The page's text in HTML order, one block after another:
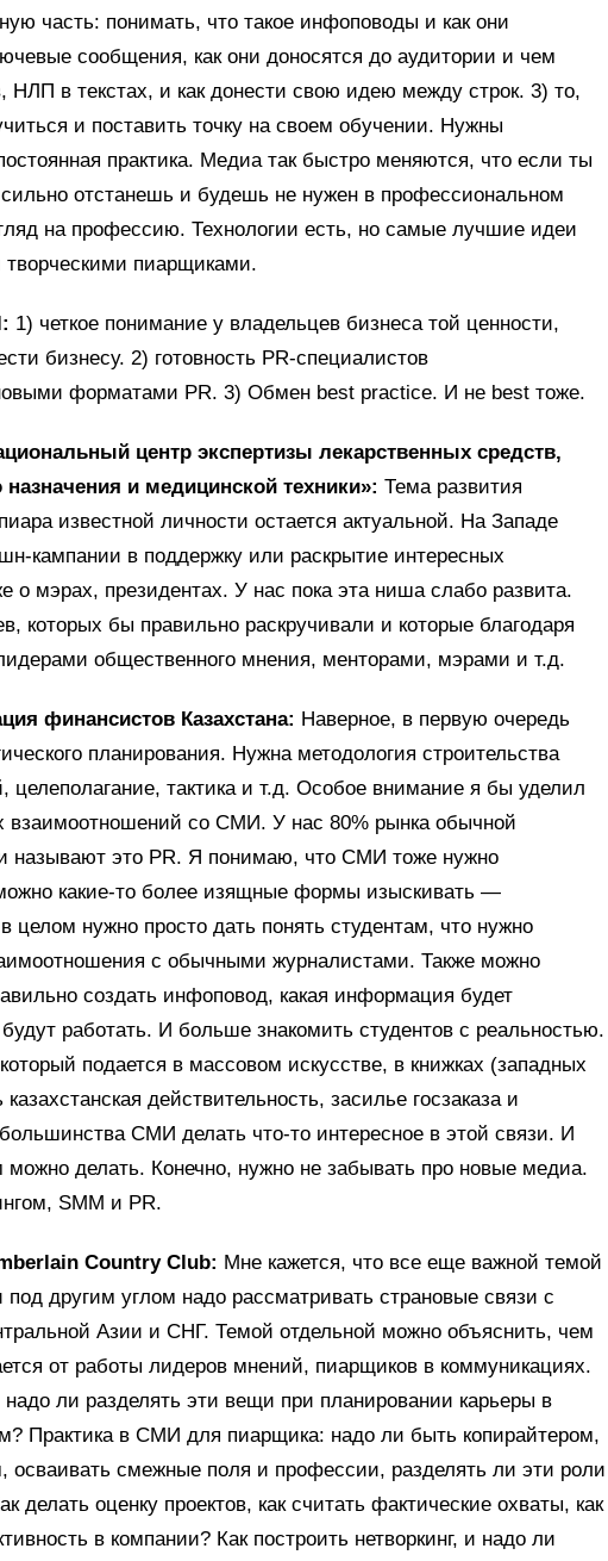
часть: понимать, что такое инфоповоды и как они
сообщения, как они доносятся до аудитории и чем
НЛП в текстах, и как донести свою идею между строк. 3) то,
и поставить точку на своем обучении. Нужны
практика. Медиа так быстро меняются, что если ты
отстанешь и будешь не нужен в профессиональном
на профессию. Технологии есть, но самые лучшие идеи
пиарщиками.
1) четкое понимание у владельцев бизнеса той ценности,
бизнесу. 2) готовность PR-специалистов
форматами PR. 3) Обмен best practice. И не best тоже.
центр экспертизы лекарственных средств,
и медицинской техники»: Тема развития
известной личности остается актуальной. На Западе
кампании в поддержку или раскрытие интересных
о мэрах, президентах. У нас пока эта ниша слабо развита.
которых бы правильно раскручивали и которые благодаря
общественного мнения, менторами, мэрами и т.д.
финансистов Казахстана: Наверное, в первую очередь
планирования. Нужна методология строительства
целеполагание, тактика и т.д. Особое внимание я бы уделил
взаимоотношений со СМИ. У нас 80% рынка обычной
называют это PR. Я понимаю, что СМИ тоже нужно
какие-то более изящные формы изыскивать —
целом нужно просто дать понять студентам, что нужно
с обычными журналистами. Также можно
создать инфоповод, какая информация будет
работать. И больше знакомить студентов с реальностью.
подается в массовом искусстве, в книжках (западных
действительность, засилье госзаказа и
СМИ делать что-то интересное в этой связи. И
делать. Конечно, нужно не забывать про новые медиа.
SMM и PR.
Country Club: Мне кажется, что все еще важной темой
под другим углом надо рассматривать страновые связи с
Азии и СНГ. Темой отдельной можно объяснить, чем
от работы лидеров мнений, пиарщиков в коммуникациях.
ли разделять эти вещи при планировании карьеры в
Практика в СМИ для пиарщика: надо ли быть копирайтером,
смежные поля и профессии, разделять ли эти роли
делать оценку проектов, как считать фактические охваты, как
в компании? Как построить нетворкинг, и надо ли